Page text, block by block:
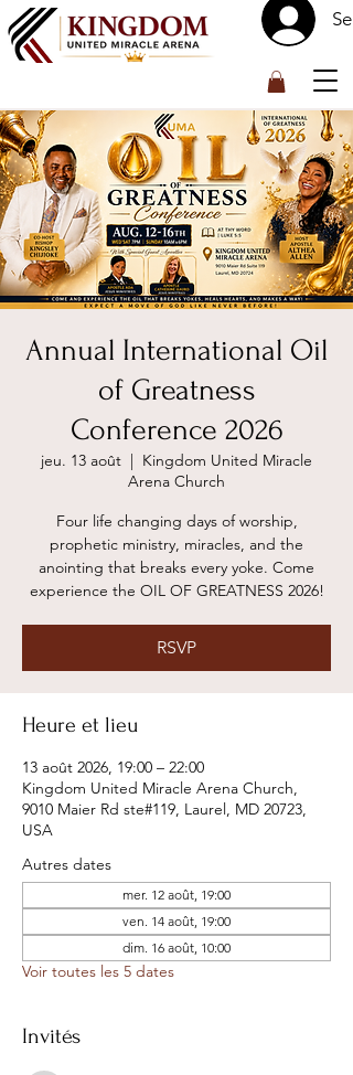
Annual International Oil
of Greatness
Conference 2026
jeu. 13 août
Kingdom United Miracle
Arena Church
Four life changing days of worship,
prophetic ministry, miracles, and the
anointing that breaks every yoke. Come
experience the OIL OF GREATNESS 2026!
RSVP
Heure et lieu
13 août 2026, 19:00 – 22:00
Kingdom United Miracle Arena Church,
9010 Maier Rd ste#119, Laurel, MD 20723,
USA
Autres dates
mer. 12 août, 19:00
ven. 14 août, 19:00
dim. 16 août, 10:00
Voir toutes les 5 dates
Invités